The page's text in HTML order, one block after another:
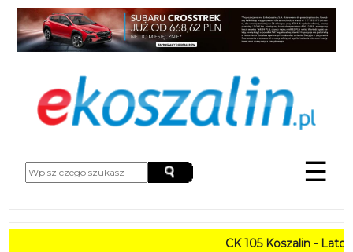
☰
CK 105 Koszalin - Lato w